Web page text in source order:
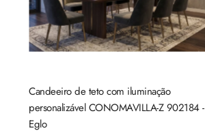
Candeeiro de teto com iluminação
personalizável CONOMAVILLA-Z 902184 -
Eglo